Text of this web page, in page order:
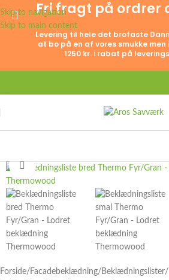
Skip to navigation
Skip to main content
Fri fragt på ordrer
Levering til hele det brofaste
at bo på en af vores smukke
1250 kr. i rabat på
Click to enlarge
Forside/ Facadebeklædning/ Beklædningslister/